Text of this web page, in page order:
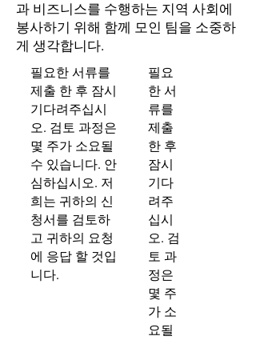
과 비즈니스를 수행하는 지역 사회에
봉사하기 위해 함께 모인 팀을 소중하
게 생각합니다.
필요한 서류를
제출 한 후 잠시
기다려주십시
오. 검토 과정은
몇 주가 소요될
수 있습니다. 안
심하십시오. 저
희는 귀하의 신
청서를 검토하
고 귀하의 요청
에 응답 할 것입
니다.
필요
한 서
류를
제출
한 후
잠시
기다
려주
십시
오. 검
토 과
정은
몇 주
가 소
요될